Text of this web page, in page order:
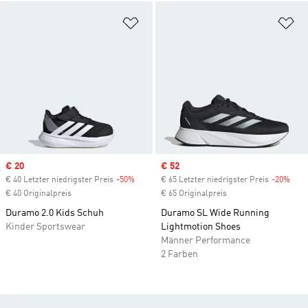
Sale price
€ 20
€ 40 Letzter niedrigster Preis -50% Discount
€ 40 Originalpreis
Duramo 2.0 Kids Schuh
Kinder Sportswear
Sale price
€ 52
€ 65 Letzter niedrigster Preis -20%
€ 65 Originalpreis
Duramo SL Wide Running
Lightmotion Shoes
Männer Performance
2 Farben